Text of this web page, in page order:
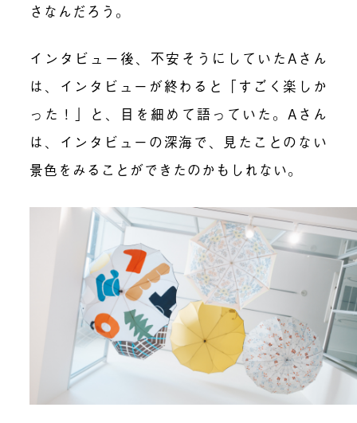
さなんだろう。
インタビュー後、不安そうにしていたAさん
は、インタビューが終わると「すごく楽しか
った！」と、目を細めて語っていた。Aさん
は、インタビューの深海で、見たことのない
景色をみることができたのかもしれない。